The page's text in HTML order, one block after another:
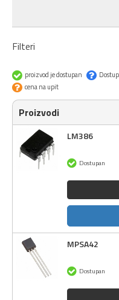
Filteri
proizvod je dostupan
cena na upit
Proizvodi
LM386
Dostupan
MPSA42
Dostupan